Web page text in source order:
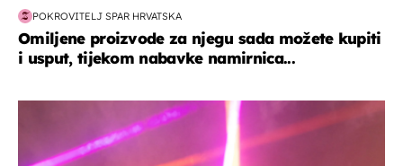
POKROVITELJ SPAR HRVATSKA
Omiljene proizvode za njegu sada možete kupiti
i usput, tijekom nabavke namirnica...